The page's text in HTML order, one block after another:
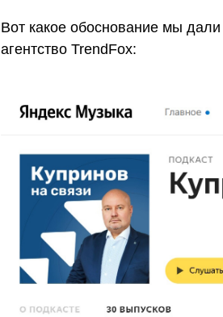
Вот какое обоснование мы
агентство TrendFox: